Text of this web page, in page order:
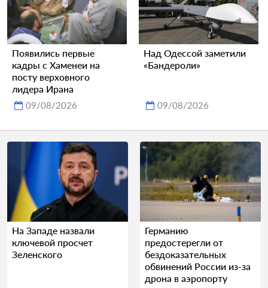
Появились первые
кадры с Хаменеи на
посту верховного
лидера Ирана
09/08/2026
Над Одессой заметили
«Бандероли»
09/08/2026
На Западе назвали
ключевой просчет
Зеленского
Германию
предостерегли от
бездоказательных
обвинений России из-за
дрона в аэропорту